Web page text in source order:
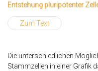
Entstehung pluripotenter
Zum Text
Die unterschiedlichen
Stammzellen in einer Grafik